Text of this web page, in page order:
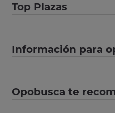
Top Plazas
Información para
Opobusca te